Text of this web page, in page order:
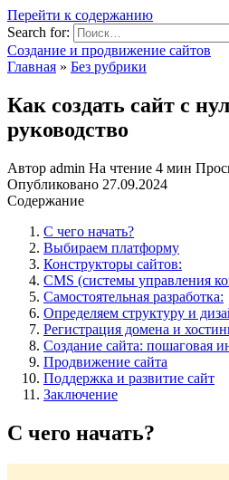
Перейти к содержанию
Search for:
Создание и продвижение сайтов
Главная » Без рубрики
Как создать сайт с
руководство
Автор admin На чтение 4 мин
Опубликовано 27.09.2024
Содержание
С чего начать?
Выбираем платформу
Конструкторы сайтов:
CMS (системы управления
Самостоятельная разработка:
Определяем структуру и
Регистрация домена и
Создание сайта: пошаговая
Продвижение сайта
Поддержка и развитие сайт
Заключение
С чего начать?